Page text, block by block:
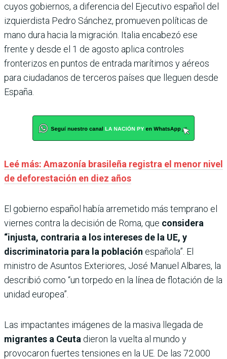
cuyos gobiernos, a diferencia del Ejecutivo español del
izquierdista Pedro Sánchez, promueven políticas de
mano dura hacia la migración. Italia encabezó ese
frente y desde el 1 de agosto aplica controles
fronterizos en puntos de entrada marítimos y aéreos
para ciudadanos de terceros países que lleguen desde
España.
Leé más: Amazonía brasileña registra el menor nivel
de deforestación en diez años
El gobierno español había arremetido más temprano el
viernes contra la decisión de Roma, que considera
“injusta, contraria a los intereses de la UE, y
discriminatoria para la población española”. El
ministro de Asuntos Exteriores, José Manuel Albares, la
describió como “un torpedo en la línea de flotación de la
unidad europea”.
Las impactantes imágenes de la masiva llegada de
migrantes a Ceuta dieron la vuelta al mundo y
provocaron fuertes tensiones en la UE. De las 72.000